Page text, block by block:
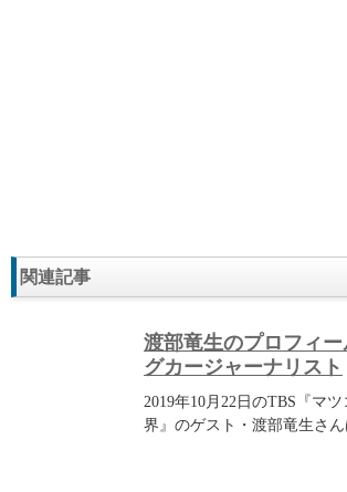
関連記事
渡部竜生のプロフィ
グカージャーナリスト
2019年10月22日のTBS『マ
界』のゲスト・渡部竜生さ